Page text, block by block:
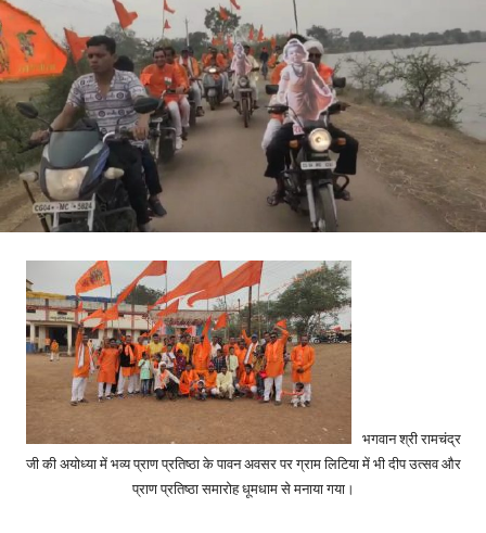
भगवान श्री रामचंद्र
जी की अयोध्या में भव्य प्राण प्रतिष्ठा के पावन अवसर पर ग्राम लिटिया में भी दीप उत्सव और
प्राण प्रतिष्ठा समारोह धूमधाम से मनाया गया।